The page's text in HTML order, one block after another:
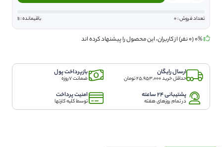
لیدی
زنانه
اصلی
ای
معتدل
شیرین
دارد
عدد
تعداد فروش : 0 باقیمانده : 11
ارسال رایگان
حداقل خرید 25,953,000 تومان
بازپرداخت پول
ضمانت 7روزه
پشتیبانی 24 ساعته
در تمام روزهای هفته
امنیت پرداخت
توسط کلیه کارتها